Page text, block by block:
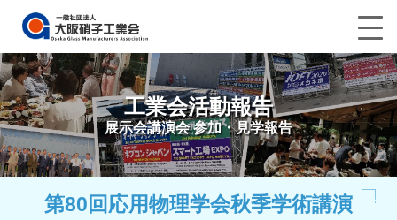
工業会活動報告
展示会講演会 参加・見学報告
第80回応用物理学会秋季学術講演